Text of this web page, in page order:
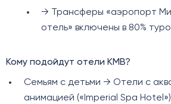
→ Трансферы «аэропорт
отель» включены в 80%
Кому подойдут отели КМВ?
Семьям с детьми → Отели с
анимацией («Imperial Spa